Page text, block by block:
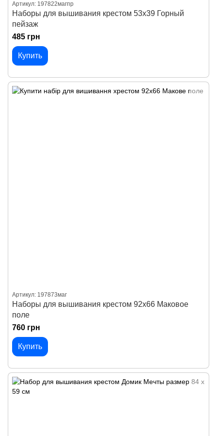
Артикул: 197822магпр
Наборы для вышивания крестом 53х39 Горный
пейзаж
485 грн
Купить
Артикул: 197873маг
Наборы для вышивания крестом 92х66 Маковое
поле
760 грн
Купить